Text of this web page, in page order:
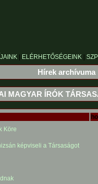
ELÉRHETŐSÉGEINK
Hírek archívuma
MAGYAR ÍRÓK
Köre
képviseli a Társaságot